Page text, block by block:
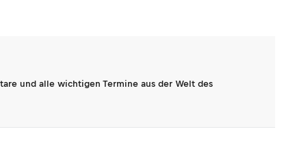
und alle wichtigen Termine aus der Welt des